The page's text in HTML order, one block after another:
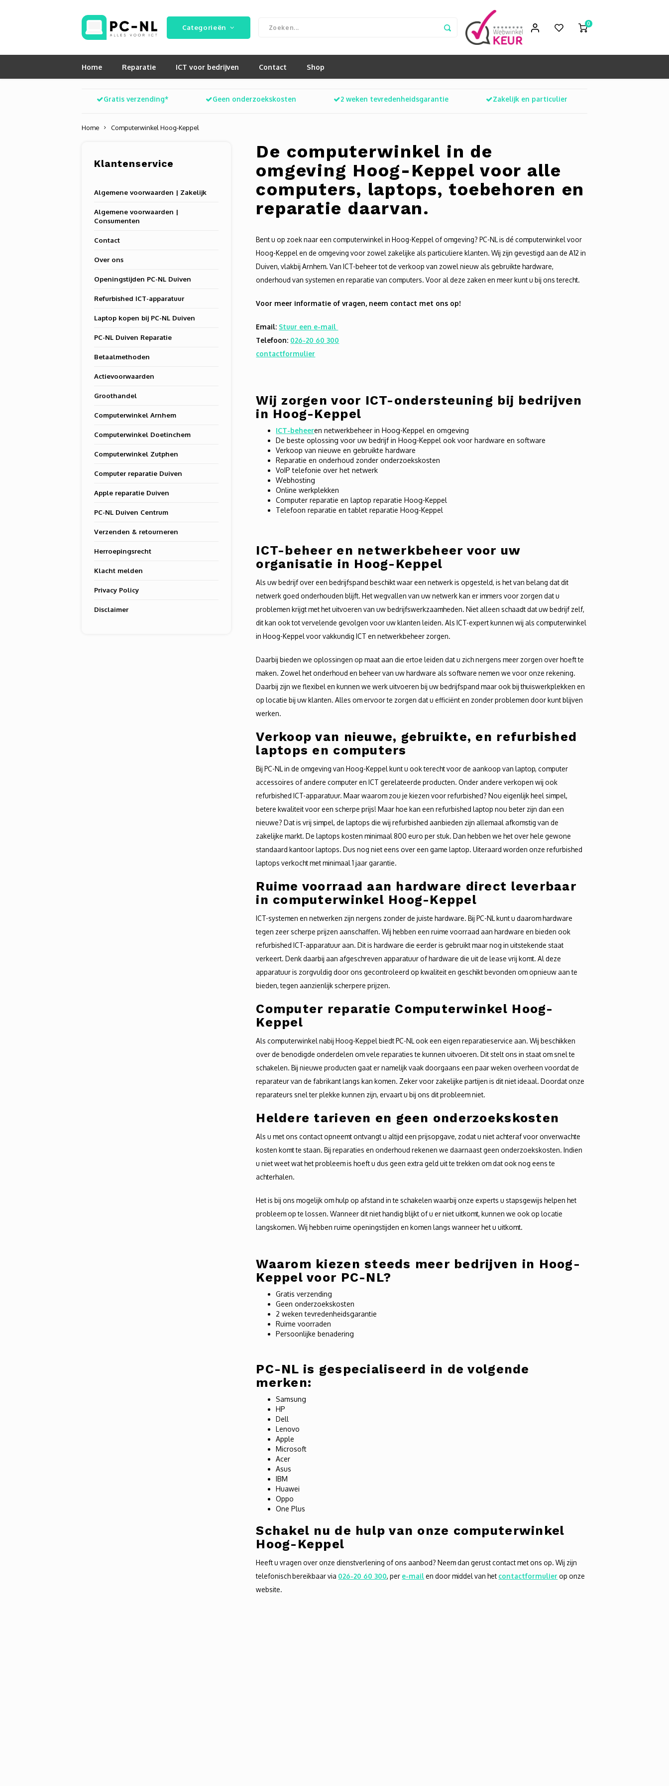
Categorieën 0
Home Reparatie ICT voor bedrijven Contact Shop
Gratis verzending* Geen onderzoekskosten 2 weken tevredenheidsgarantie Zakelijk en particulier
Home Computerwinkel Hoog-Keppel
Klantenservice
Algemene voorwaarden | Zakelijk
Algemene voorwaarden |
Consumenten
Contact
Over ons
Openingstijden PC-NL Duiven
Refurbished ICT-apparatuur
Laptop kopen bij PC-NL Duiven
PC-NL Duiven Reparatie
Betaalmethoden
Actievoorwaarden
Groothandel
Computerwinkel Arnhem
Computerwinkel Doetinchem
Computerwinkel Zutphen
Computer reparatie Duiven
Apple reparatie Duiven
PC-NL Duiven Centrum
Verzenden & retourneren
Herroepingsrecht
Klacht melden
Privacy Policy
Disclaimer
De computerwinkel in de
omgeving Hoog-Keppel voor alle
computers, laptops, toebehoren en
reparatie daarvan.
Bent u op zoek naar een computerwinkel in Hoog-Keppel of omgeving? PC-NL is dé computerwinkel voor
Hoog-Keppel en de omgeving voor zowel zakelijke als particuliere klanten. Wij zijn gevestigd aan de A12 in
Duiven, vlakbij Arnhem. Van ICT-beheer tot de verkoop van zowel nieuw als gebruikte hardware,
onderhoud van systemen en reparatie van computers. Voor al deze zaken en meer kunt u bij ons terecht.
Voor meer informatie of vragen, neem contact met ons op!
Email: Stuur een e-mail
Telefoon: 026-20 60 300
contactformulier
Wij zorgen voor ICT-ondersteuning bij bedrijven
in Hoog-Keppel
ICT-beheeren netwerkbeheer in Hoog-Keppel en omgeving
De beste oplossing voor uw bedrijf in Hoog-Keppel ook voor hardware en software
Verkoop van nieuwe en gebruikte hardware
Reparatie en onderhoud zonder onderzoekskosten
VoIP telefonie over het netwerk
Webhosting
Online werkplekken
Computer reparatie en laptop reparatie Hoog-Keppel
Telefoon reparatie en tablet reparatie Hoog-Keppel
ICT-beheer en netwerkbeheer voor uw
organisatie in Hoog-Keppel
Als uw bedrijf over een bedrijfspand beschikt waar een netwerk is opgesteld, is het van belang dat dit
netwerk goed onderhouden blijft. Het wegvallen van uw netwerk kan er immers voor zorgen dat u
problemen krijgt met het uitvoeren van uw bedrijfswerkzaamheden. Niet alleen schaadt dat uw bedrijf zelf,
dit kan ook tot vervelende gevolgen voor uw klanten leiden. Als ICT-expert kunnen wij als computerwinkel
in Hoog-Keppel voor vakkundig ICT en netwerkbeheer zorgen.
Daarbij bieden we oplossingen op maat aan die ertoe leiden dat u zich nergens meer zorgen over hoeft te
maken. Zowel het onderhoud en beheer van uw hardware als software nemen we voor onze rekening.
Daarbij zijn we flexibel en kunnen we werk uitvoeren bij uw bedrijfspand maar ook bij thuiswerkplekken en
op locatie bij uw klanten. Alles om ervoor te zorgen dat u efficiënt en zonder problemen door kunt blijven
werken.
Verkoop van nieuwe, gebruikte, en refurbished
laptops en computers
Bij PC-NL in de omgeving van Hoog-Keppel kunt u ook terecht voor de aankoop van laptop, computer
accessoires of andere computer en ICT gerelateerde producten. Onder andere verkopen wij ook
refurbished ICT-apparatuur. Maar waarom zou je kiezen voor refurbished? Nou eigenlijk heel simpel,
betere kwaliteit voor een scherpe prijs! Maar hoe kan een refurbished laptop nou beter zijn dan een
nieuwe? Dat is vrij simpel, de laptops die wij refurbished aanbieden zijn allemaal afkomstig van de
zakelijke markt. De laptops kosten minimaal 800 euro per stuk. Dan hebben we het over hele gewone
standaard kantoor laptops. Dus nog niet eens over een game laptop. Uiteraard worden onze refurbished
laptops verkocht met minimaal 1 jaar garantie.
Ruime voorraad aan hardware direct leverbaar
in computerwinkel Hoog-Keppel
ICT-systemen en netwerken zijn nergens zonder de juiste hardware. Bij PC-NL kunt u daarom hardware
tegen zeer scherpe prijzen aanschaffen. Wij hebben een ruime voorraad aan hardware en bieden ook
refurbished ICT-apparatuur aan. Dit is hardware die eerder is gebruikt maar nog in uitstekende staat
verkeert. Denk daarbij aan afgeschreven apparatuur of hardware die uit de lease vrij komt. Al deze
apparatuur is zorgvuldig door ons gecontroleerd op kwaliteit en geschikt bevonden om opnieuw aan te
bieden, tegen aanzienlijk scherpere prijzen.
Computer reparatie Computerwinkel Hoog-
Keppel
Als computerwinkel nabij Hoog-Keppel biedt PC-NL ook een eigen reparatieservice aan. Wij beschikken
over de benodigde onderdelen om vele reparaties te kunnen uitvoeren. Dit stelt ons in staat om snel te
schakelen. Bij nieuwe producten gaat er namelijk vaak doorgaans een paar weken overheen voordat de
reparateur van de fabrikant langs kan komen. Zeker voor zakelijke partijen is dit niet ideaal. Doordat onze
reparateurs snel ter plekke kunnen zijn, ervaart u bij ons dit probleem niet.
Heldere tarieven en geen onderzoekskosten
Als u met ons contact opneemt ontvangt u altijd een prijsopgave, zodat u niet achteraf voor onverwachte
kosten komt te staan. Bij reparaties en onderhoud rekenen we daarnaast geen onderzoekskosten. Indien
u niet weet wat het probleem is hoeft u dus geen extra geld uit te trekken om dat ook nog eens te
achterhalen.
Het is bij ons mogelijk om hulp op afstand in te schakelen waarbij onze experts u stapsgewijs helpen het
probleem op te lossen. Wanneer dit niet handig blijkt of u er niet uitkomt, kunnen we ook op locatie
langskomen. Wij hebben ruime openingstijden en komen langs wanneer het u uitkomt.
Waarom kiezen steeds meer bedrijven in Hoog-
Keppel voor PC-NL?
Gratis verzending
Geen onderzoekskosten
2 weken tevredenheidsgarantie
Ruime voorraden
Persoonlijke benadering
PC-NL is gespecialiseerd in de volgende
merken:
Samsung
HP
Dell
Lenovo
Apple
Microsoft
Acer
Asus
IBM
Huawei
Oppo
One Plus
Schakel nu de hulp van onze computerwinkel
Hoog-Keppel
Heeft u vragen over onze dienstverlening of ons aanbod? Neem dan gerust contact met ons op. Wij zijn
telefonisch bereikbaar via 026-20 60 300, per e-mail en door middel van het contactformulier op onze
website.